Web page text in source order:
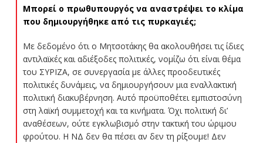
Μπορεί ο πρωθυπουργός να αναστρέψει το κλίμα
που δημιουργήθηκε από τις πυρκαγιές;
Με δεδομένο ότι ο Μητσοτάκης θα ακολουθήσει τις ίδιες
αντιλαϊκές και αδιέξοδες πολιτικές, νομίζω ότι είναι θέμα
του ΣΥΡΙΖΑ, σε συνεργασία με άλλες προοδευτικές
πολιτικές δυνάμεις, να δημιουργήσουν μια εναλλακτική
πολιτική διακυβέρνηση. Αυτό προϋποθέτει εμπιστοσύνη
στη λαϊκή συμμετοχή και τα κινήματα. Όχι πολιτική δι’
αναθέσεων, ούτε εγκλωβισμό στην τακτική του ώριμου
φρούτου. Η ΝΔ δεν θα πέσει αν δεν τη ρίξουμε! Δεν